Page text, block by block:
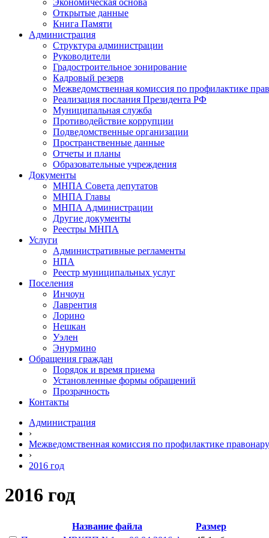
Экономическая основа
Открытые данные
Книга Памяти
Администрация
Структура администрации
Руководители
Градостроительное зонирование
Кадровый резерв
Межведомственная комиссия по профилактике
Реализация послания Президента РФ
Муниципальная служба
Противодействие коррупции
Подведомственные организации
Пространственные данные
Отчеты и планы
Образовательные учреждения
Документы
МНПА Совета депутатов
МНПА Главы
МНПА Администрации
Другие документы
Реестры МНПА
Услуги
Административные регламенты
НПА
Реестр муниципальных услуг
Поселения
Инчоун
Лаврентия
Лорино
Нешкан
Уэлен
Энурмино
Обращения граждан
Порядок и время приема
Установленные формы обращений
Прозрачность
Контакты
Администрация
›
Межведомственная комиссия по профилактике
›
2016 год
2016 год
Название файла
Размер